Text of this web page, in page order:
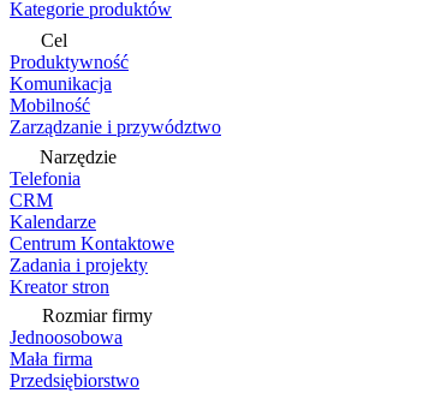
Kategorie produktów
Cel
Produktywność
Komunikacja
Mobilność
Zarządzanie i przywództwo
Narzędzie
Telefonia
CRM
Kalendarze
Centrum Kontaktowe
Zadania i projekty
Kreator stron
Rozmiar firmy
Jednoosobowa
Mała firma
Przedsiębiorstwo